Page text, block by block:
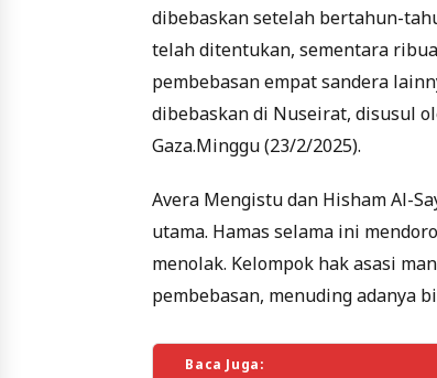
dibebaskan setelah bertahun-
telah ditentukan, sementara
pembebasan empat sandera
dibebaskan di Nuseirat, disusul
Gaza.Minggu (23/2/2025).
Avera Mengistu dan Hisham Al-
utama. Hamas selama ini
menolak. Kelompok hak asasi
pembebasan, menuding adanya
Baca Juga: